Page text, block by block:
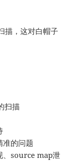
，这对白帽子
扫描
准的问题
、source map泄